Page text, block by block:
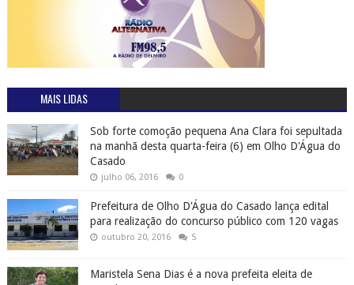
MAIS LIDAS
Sob forte comoção pequena Ana Clara foi sepultada
na manhã desta quarta-feira (6) em Olho D'Água do
Casado
julho 06, 2016 0
Prefeitura de Olho D'Água do Casado lança edital
para realização do concurso público com 120 vagas
outubro 20, 2016 5
Maristela Sena Dias é a nova prefeita eleita de